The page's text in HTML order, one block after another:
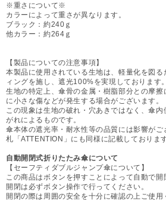
※重さについて※
カラーによって重さが異なります。
ブラック：約240ｇ
他カラー：約264ｇ
【製品についての注意事項】
本製品に使用されている生地は、軽量化を図
ィングを施し、遮光100%を実現しております。
生地の特定上、傘骨の金属・樹脂部分との摩
に小さな傷などが発生する場合がございます。
この現象は生地の破れ・穴あきではなく、傘
がれによるものです。
傘本体の遮光率・耐水性等の品質には影響が
札「ATTENTION」にも同様に記載しておりま
自動開閉式折りたたみ傘について
【セーフティダブルジャンプ傘について】
この商品はボタンを押すことによって自動で開
開閉は必ずボタン操作で行ってください。
開閉の際は周囲の安全を十分に確認の上ご使用